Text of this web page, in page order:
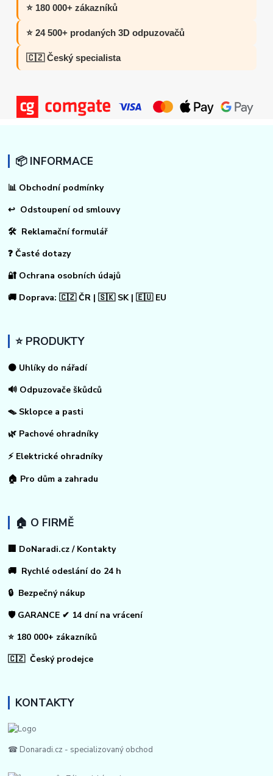
⭐ 180 000+ zákazníků
⭐ 24 500+ prodaných 3D odpuzovačů
🇨🇿 Český specialista
📦 INFORMACE
📊 Obchodní podmínky
↩ Odstoupení od smlouvy
🛠 Reklamační formulář
❓ Časté dotazy
🔐 Ochrana osobních údajů
🚚 Doprava: 🇨🇿 ČR | 🇸🇰 SK | 🇪🇺 EU
⭐ PRODUKTY
⚫ Uhlíky do nářadí
🔊 Odpuzovače škůdců
🪤 Sklopce a pasti
🌿 Pachové ohradníky
⚡ Elektrické ohradníky
🏠 Pro dům a zahradu
🏠 O FIRMĚ
🏢 DoNaradi.cz / Kontakty
🚚 Rychlé odeslání do 24 h
🔒 Bezpečný nákup
🛡️ GARANCE ✔ 14 dní na vrácení
⭐ 180 000+ zákazníků
🇨🇿 Český prodejce
KONTAKTY
☎ Donaradi.cz - specializovaný obchod